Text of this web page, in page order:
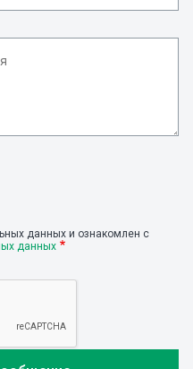
данных и ознакомлен с
данных